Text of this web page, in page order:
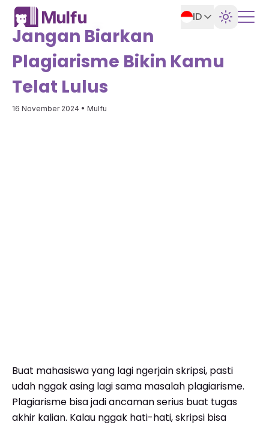
ID
Jangan Biarkan
Plagiarisme Bikin Kamu
Telat Lulus
16 November 2024 • Mulfu
Buat mahasiswa yang lagi ngerjain skripsi, pasti
udah nggak asing lagi sama masalah plagiarisme.
Plagiarisme bisa jadi ancaman serius buat tugas
akhir kalian. Kalau nggak hati-hati, skripsi bisa